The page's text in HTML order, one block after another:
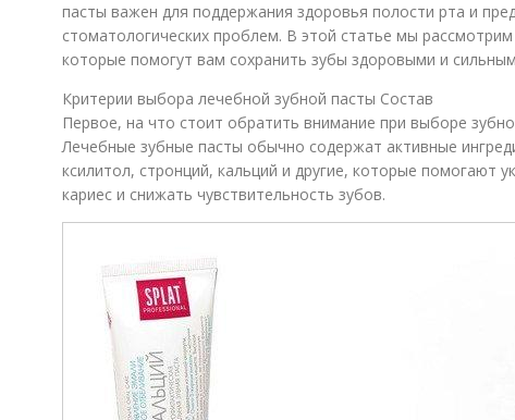
пасты важен для поддержания здоровья полости рта и
стоматологических проблем. В этой статье мы
которые помогут вам сохранить зубы здоровыми и
Критерии выбора лечебной зубной пасты Состав
Первое, на что стоит обратить внимание при выборе
Лечебные зубные пасты обычно содержат активные
ксилитол, стронций, кальций и другие, которые помогают
кариес и снижать чувствительность зубов.